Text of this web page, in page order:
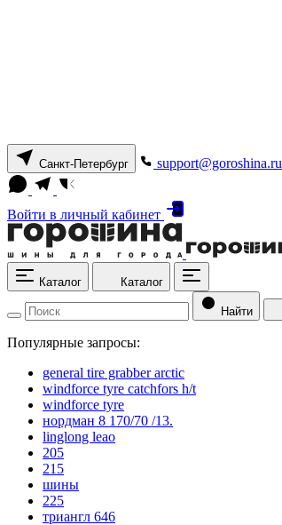
Санкт-Петербург support@goroshina.ru
Войти в личный кабинет
Каталог Каталог
Найти
Популярные запросы:
general tire grabber arctic
windforce tyre catchfors h/t
windforce tyre
нордман 8 170/70 /13.
linglong leao
205
215
шины
225
триангл 646